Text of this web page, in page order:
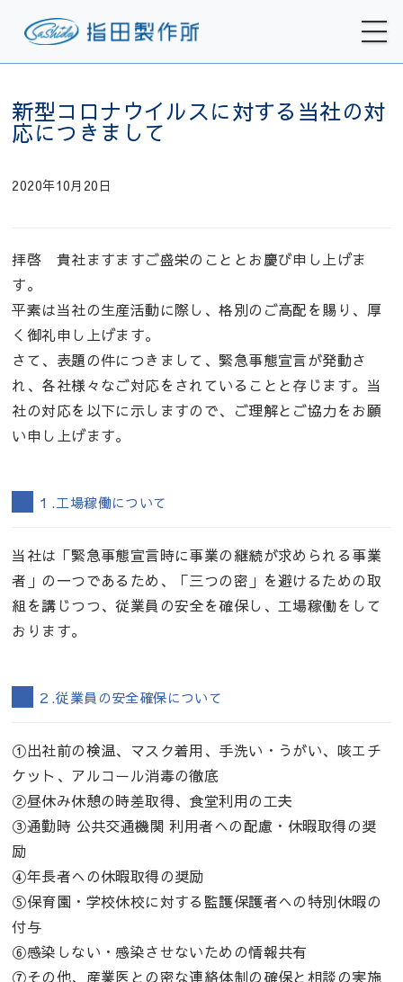
新型コロナウイルスに対する当社の対
応につきまして
2020年10月20日
拝啓 貴社ますますご盛栄のこととお慶び申し上げま
す。
平素は当社の生産活動に際し、格別のご高配を賜り、厚
く御礼申し上げます。
さて、表題の件につきまして、緊急事態宣言が発動さ
れ、各社様々なご対応をされていることと存じます。当
社の対応を以下に示しますので、ご理解とご協力をお願
い申し上げます。
１.工場稼働について
当社は「緊急事態宣言時に事業の継続が求められる事業
者」の一つであるため、「三つの密」を避けるための取
組を講じつつ、従業員の安全を確保し、工場稼働をして
おります。
２.従業員の安全確保について
①出社前の検温、マスク着用、手洗い・うがい、咳エチ
ケット、アルコール消毒の徹底
②昼休み休憩の時差取得、食堂利用の工夫
③通勤時 公共交通機関 利用者への配慮・休暇取得の奨
励
④年長者への休暇取得の奨励
⑤保育園・学校休校に対する監護保護者への特別休暇の
付与
⑥感染しない・感染させないための情報共有
⑦その他、産業医との密な連絡体制の確保と相談の実施